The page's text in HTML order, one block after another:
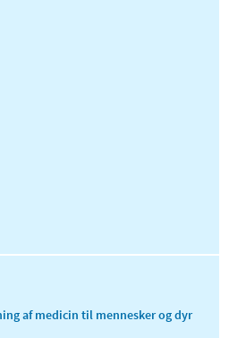
af medicin til mennesker og dyr